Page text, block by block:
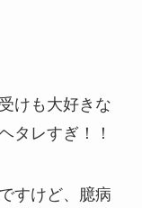
けも大好きな
タレすぎ！！
すけど、臆病